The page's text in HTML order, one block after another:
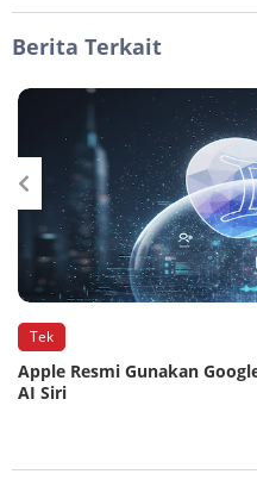
Berita Terkait
Tek
Apple Resmi Gunakan
AI Siri